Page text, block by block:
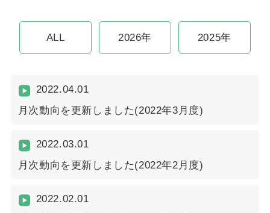
ALL 2026年 2025年
2022.04.01
月次動向を更新しました(2022年3月度)
2022.03.01
月次動向を更新しました(2022年2月度)
2022.02.01